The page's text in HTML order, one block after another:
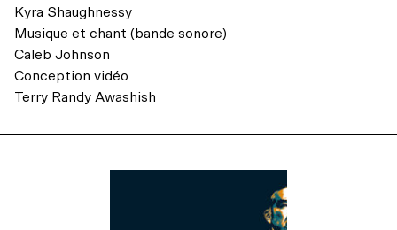
Kyra Shaughnessy
Musique et chant (bande sonore)
Caleb Johnson
Conception vidéo
Terry Randy Awashish